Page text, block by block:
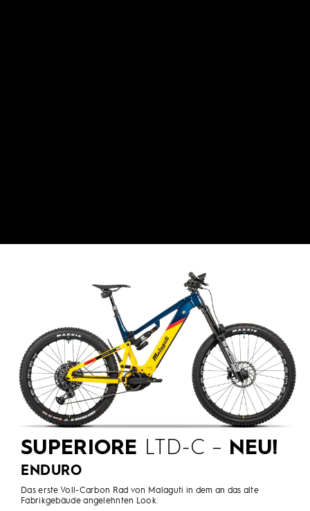
SUPERIORE LTD-C – NEU!
ENDURO
Das erste Voll-Carbon Rad von Malaguti in dem an das alte
Fabrikgebäude angelehnten Look.